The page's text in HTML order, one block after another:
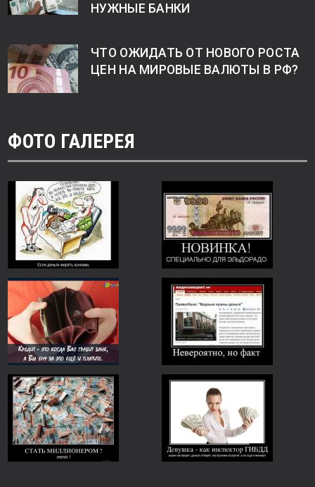
НУЖНЫЕ БАНКИ
ЧТО ОЖИДАТЬ ОТ НОВОГО РОСТА
ЦЕН НА МИРОВЫЕ ВАЛЮТЫ В РФ?
ФОТО ГАЛЕРЕЯ